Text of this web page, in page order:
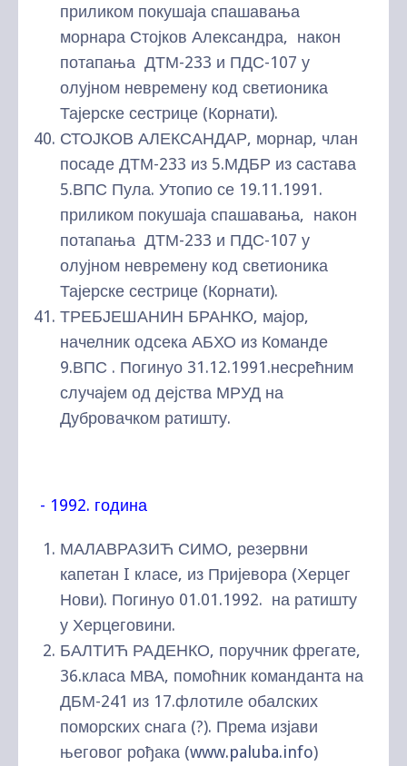
приликом покушаја спашавања
морнара Стојков Александра, након
потапања ДТМ-233 и ПДС-107 у
олујном невремену код светионика
Тајерске сестрице (Корнати).
СТОЈКОВ АЛЕКСАНДАР, морнар, члан
посаде ДТМ-233 из 5.МДБР из састава
5.ВПС Пула. Утопио се 19.11.1991.
приликом покушаја спашавања, након
потапања ДТМ-233 и ПДС-107 у
олујном невремену код светионика
Тајерске сестрице (Корнати).
ТРЕБЈЕШАНИН БРАНКО, мајор,
начелник одсека АБХО из Команде
9.ВПС . Погинуо 31.12.1991.несрећним
случајем од дејства МРУД на
Дубровачком ратишту.
- 1992. година
МАЛАВРАЗИЋ СИМО, резервни
капетан I класе, из Пријевора (Херцег
Нови). Погинуо 01.01.1992. на ратишту
у Херцеговини.
БАЛТИЋ РАДЕНКО, поручник фрегате,
36.класа МВА, помоћник команданта на
ДБМ-241 из 17.флотиле обалских
поморских снага (?). Према изјави
његовог рођака (www.paluba.info)